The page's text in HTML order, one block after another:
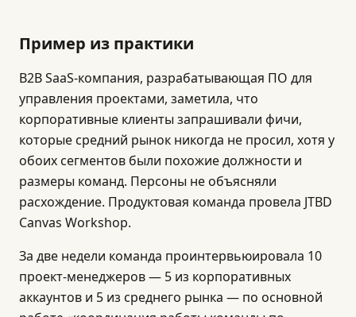
Пример из практики
B2B SaaS-компания, разрабатывающая ПО для
управления проектами, заметила, что
корпоративные клиенты запрашивали фичи,
которые средний рынок никогда не просил, хотя у
обоих сегментов были похожие должности и
размеры команд. Персоны не объясняли
расхождение. Продуктовая команда провела JTBD
Canvas Workshop.
За две недели команда проинтервьюировала 10
проект-менеджеров — 5 из корпоративных
аккаунтов и 5 из среднего рынка — по основной